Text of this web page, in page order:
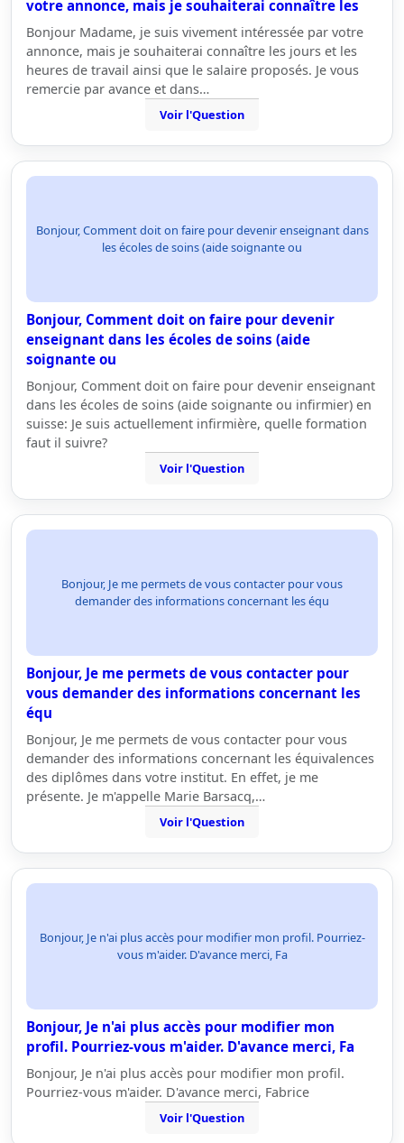
votre annonce, mais je souhaiterai connaître les
Bonjour Madame, je suis vivement intéressée par votre
annonce, mais je souhaiterai connaître les jours et les
heures de travail ainsi que le salaire proposés. Je vous
remercie par avance et dans…
Voir l'Question
Bonjour, Comment doit on faire pour devenir enseignant dans
les écoles de soins (aide soignante ou
Bonjour, Comment doit on faire pour devenir
enseignant dans les écoles de soins (aide
soignante ou
Bonjour, Comment doit on faire pour devenir enseignant
dans les écoles de soins (aide soignante ou infirmier) en
suisse: Je suis actuellement infirmière, quelle formation
faut il suivre?
Voir l'Question
Bonjour, Je me permets de vous contacter pour vous
demander des informations concernant les équ
Bonjour, Je me permets de vous contacter pour
vous demander des informations concernant les
équ
Bonjour, Je me permets de vous contacter pour vous
demander des informations concernant les équivalences
des diplômes dans votre institut. En effet, je me
présente. Je m'appelle Marie Barsacq,…
Voir l'Question
Bonjour, Je n'ai plus accès pour modifier mon profil. Pourriez-
vous m'aider. D'avance merci, Fa
Bonjour, Je n'ai plus accès pour modifier mon
profil. Pourriez-vous m'aider. D'avance merci, Fa
Bonjour, Je n'ai plus accès pour modifier mon profil.
Pourriez-vous m'aider. D'avance merci, Fabrice
Voir l'Question